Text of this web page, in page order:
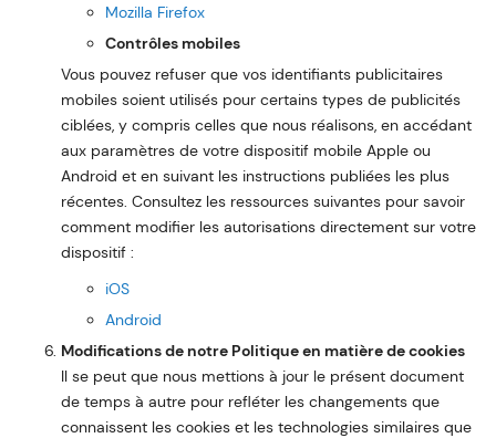
Mozilla Firefox
Contrôles mobiles
Vous pouvez refuser que vos identifiants publicitaires
mobiles soient utilisés pour certains types de publicités
ciblées, y compris celles que nous réalisons, en accédant
aux paramètres de votre dispositif mobile Apple ou
Android et en suivant les instructions publiées les plus
récentes. Consultez les ressources suivantes pour savoir
comment modifier les autorisations directement sur votre
dispositif :
iOS
Android
Modifications de notre Politique en matière de cookies
Il se peut que nous mettions à jour le présent document
de temps à autre pour refléter les changements que
connaissent les cookies et les technologies similaires que